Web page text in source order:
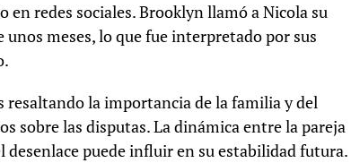
redes sociales. Brooklyn llamó a Nicola su
meses, lo que fue interpretado por sus
la importancia de la familia y del
sobre las disputas. La dinámica entre la pareja
puede influir en su estabilidad futura.